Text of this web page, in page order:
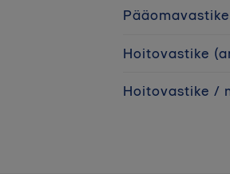
Hoitovastike
Hoitovastike /